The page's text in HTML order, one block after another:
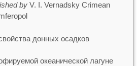
byV. I. Vernadsky Crimean
донных осадков
океанической лагуне